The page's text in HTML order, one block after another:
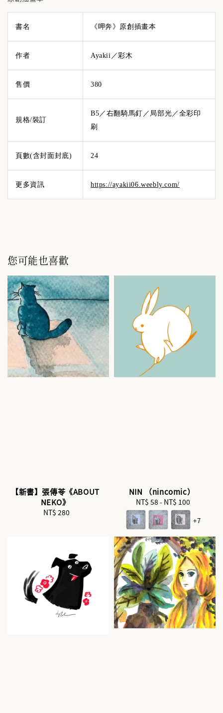
書名 《呷奔》原創插畫本
作者 Ayakii／彩木
售價 380
規格/裝訂
B5／右翻騎馬釘／局部光／全彩印
刷
頁數(含封面封底) 24
更多資訊 https://ayakii06.weebly.com/
您可能也喜歡
【新書】張傳苓《ABOUT
NEKO》
Regular
NT$ 280
NIN （nincomic）
Regular
price
NT$ 58 - NT$ 100
+7